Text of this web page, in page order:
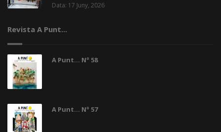
Data: 17 Juny, 2026
Revista A Punt...
A Punt... Nº 58
A Punt... Nº 57